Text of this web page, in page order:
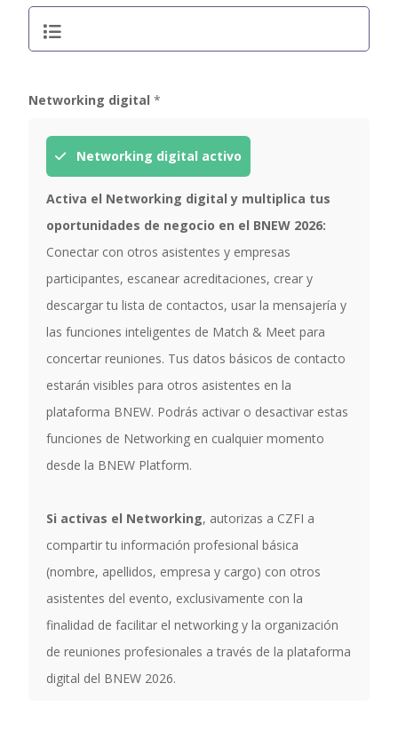
Networking digital *
Networking digital activo
Activa el Networking digital y multiplica tus
oportunidades de negocio en el BNEW 2026:
Conectar con otros asistentes y empresas
participantes, escanear acreditaciones, crear y
descargar tu lista de contactos, usar la mensajería y
las funciones inteligentes de Match & Meet para
concertar reuniones. Tus datos básicos de contacto
estarán visibles para otros asistentes en la
plataforma BNEW. Podrás activar o desactivar estas
funciones de Networking en cualquier momento
desde la BNEW Platform.
Si activas el Networking, autorizas a CZFI a
compartir tu información profesional básica
(nombre, apellidos, empresa y cargo) con otros
asistentes del evento, exclusivamente con la
finalidad de facilitar el networking y la organización
de reuniones profesionales a través de la plataforma
digital del BNEW 2026.